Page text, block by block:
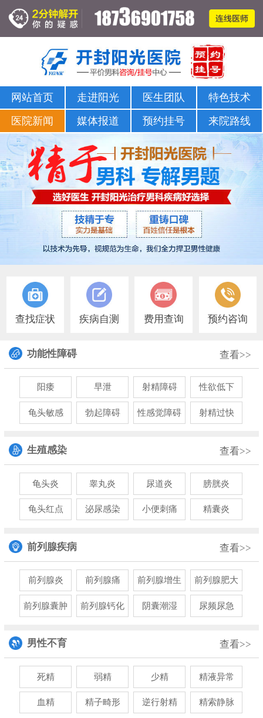
网站首页 走进阳光 医生团队
特色技术
医院新闻
媒体报道 预约挂号 来院路线
查找症状 疾病自测 费用查询 预约咨询
功能性障碍 查看>>
阳痿 早泄 射精障碍 性欲低下
龟头敏感 勃起障碍 性感觉障碍 射精过快
生殖感染 查看>>
龟头炎 睾丸炎 尿道炎 膀胱炎
龟头红点 泌尿感染 小便刺痛 精囊炎
前列腺疾病 查看>>
前列腺炎 前列腺痛 前列腺增生 前列腺肥大
前列腺囊肿 前列腺钙化 阴囊潮湿 尿频尿急
男性不育 查看>>
死精 弱精 少精 精液异常
血精 精子畸形 逆行射精 精索静脉